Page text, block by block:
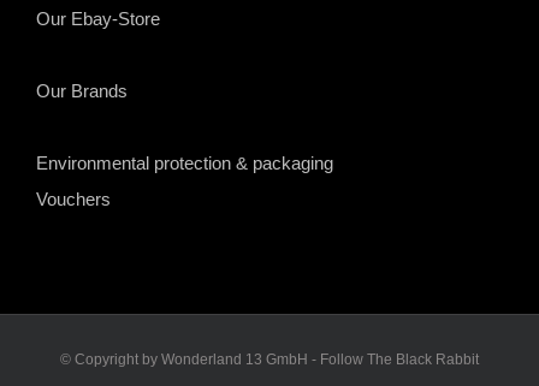
Our Ebay-Store
Our Brands
Environmental protection & packaging
Vouchers
© Copyright by Wonderland 13 GmbH - Follow The Black Rabbit